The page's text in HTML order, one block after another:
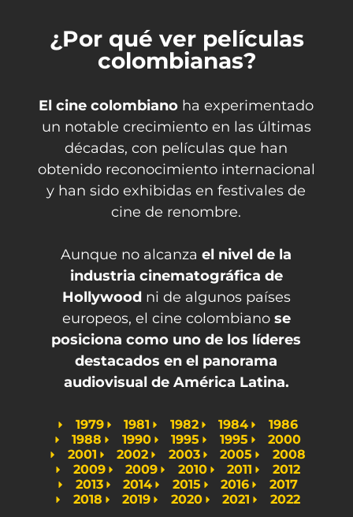
¿Por qué ver películas
colombianas?
El cine colombiano ha experimentado
un notable crecimiento en las últimas
décadas, con películas que han
obtenido reconocimiento internacional
y han sido exhibidas en festivales de
cine de renombre.
Aunque no alcanzael nivel de la
industria cinematográfica de
Hollywood ni de algunos países
europeos, el cine colombiano se
posiciona como uno de los líderes
destacados en el panorama
audiovisual de América Latina.
1979 1981 1982 1984
1986
1988
1990 1995 1995
2000
2001
2002 2003 2005
2008
2009
2009 2010 2011
2012
2013
2014 2015 2016
2017
2018
2019 2020 2021 2022